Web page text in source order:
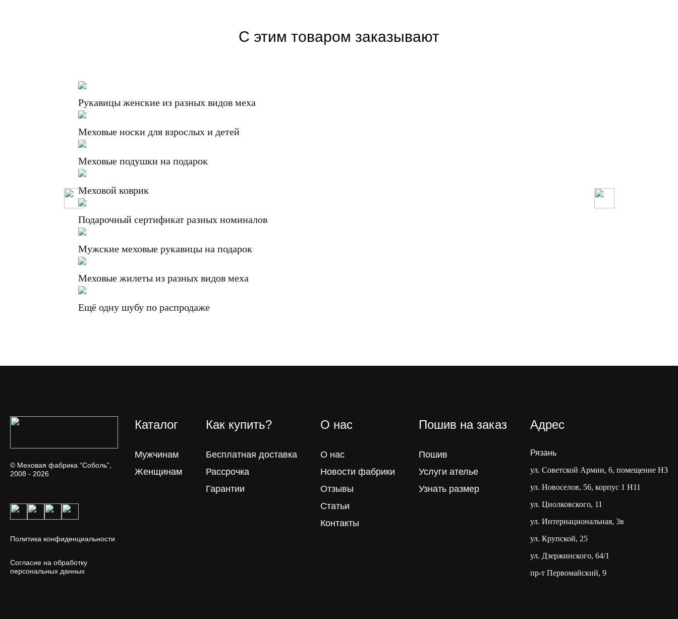
С этим товаром заказывают
Рукавицы женские из разных видов меха
Меховые носки для взрослых и детей
Меховые подушки на подарок
Меховой коврик
Подарочный сертификат разных номиналов
Мужские меховые рукавицы на подарок
Меховые жилеты из разных видов меха
Ещё одну шубу по распродаже
© Меховая фабрика “Соболь”,
2008 - 2026
Политика конфиденциальности
Согласие на обработку
персональных данных
Каталог
Мужчинам
Женщинам
Как купить?
Бесплатная доставка
Рассрочка
Гарантии
О нас
О нас
Новости фабрики
Отзывы
Статьи
Контакты
Пошив на заказ
Пошив
Услуги ателье
Узнать размер
Адрес
Рязань
ул. Советской Армии, 6, помещение Н3
ул. Новоселов, 56, корпус 1 Н11
ул. Циолковского, 11
ул. Интернациональная, 3в
ул. Крупской, 25
ул. Дзержинского, 64/1
пр-т Первомайский, 9